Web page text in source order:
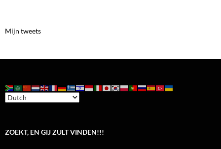
Mijn tweets
ZOEKT, EN GIJ ZULT VINDEN!!!